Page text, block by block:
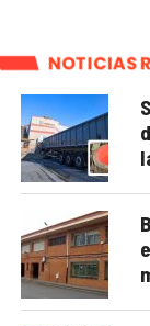
NOTICIAS